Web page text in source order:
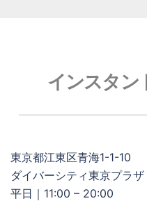
インスタン
東京都江東区青海1-1-10
ダイバーシティ東京プラ
平日｜11:00 – 20:00